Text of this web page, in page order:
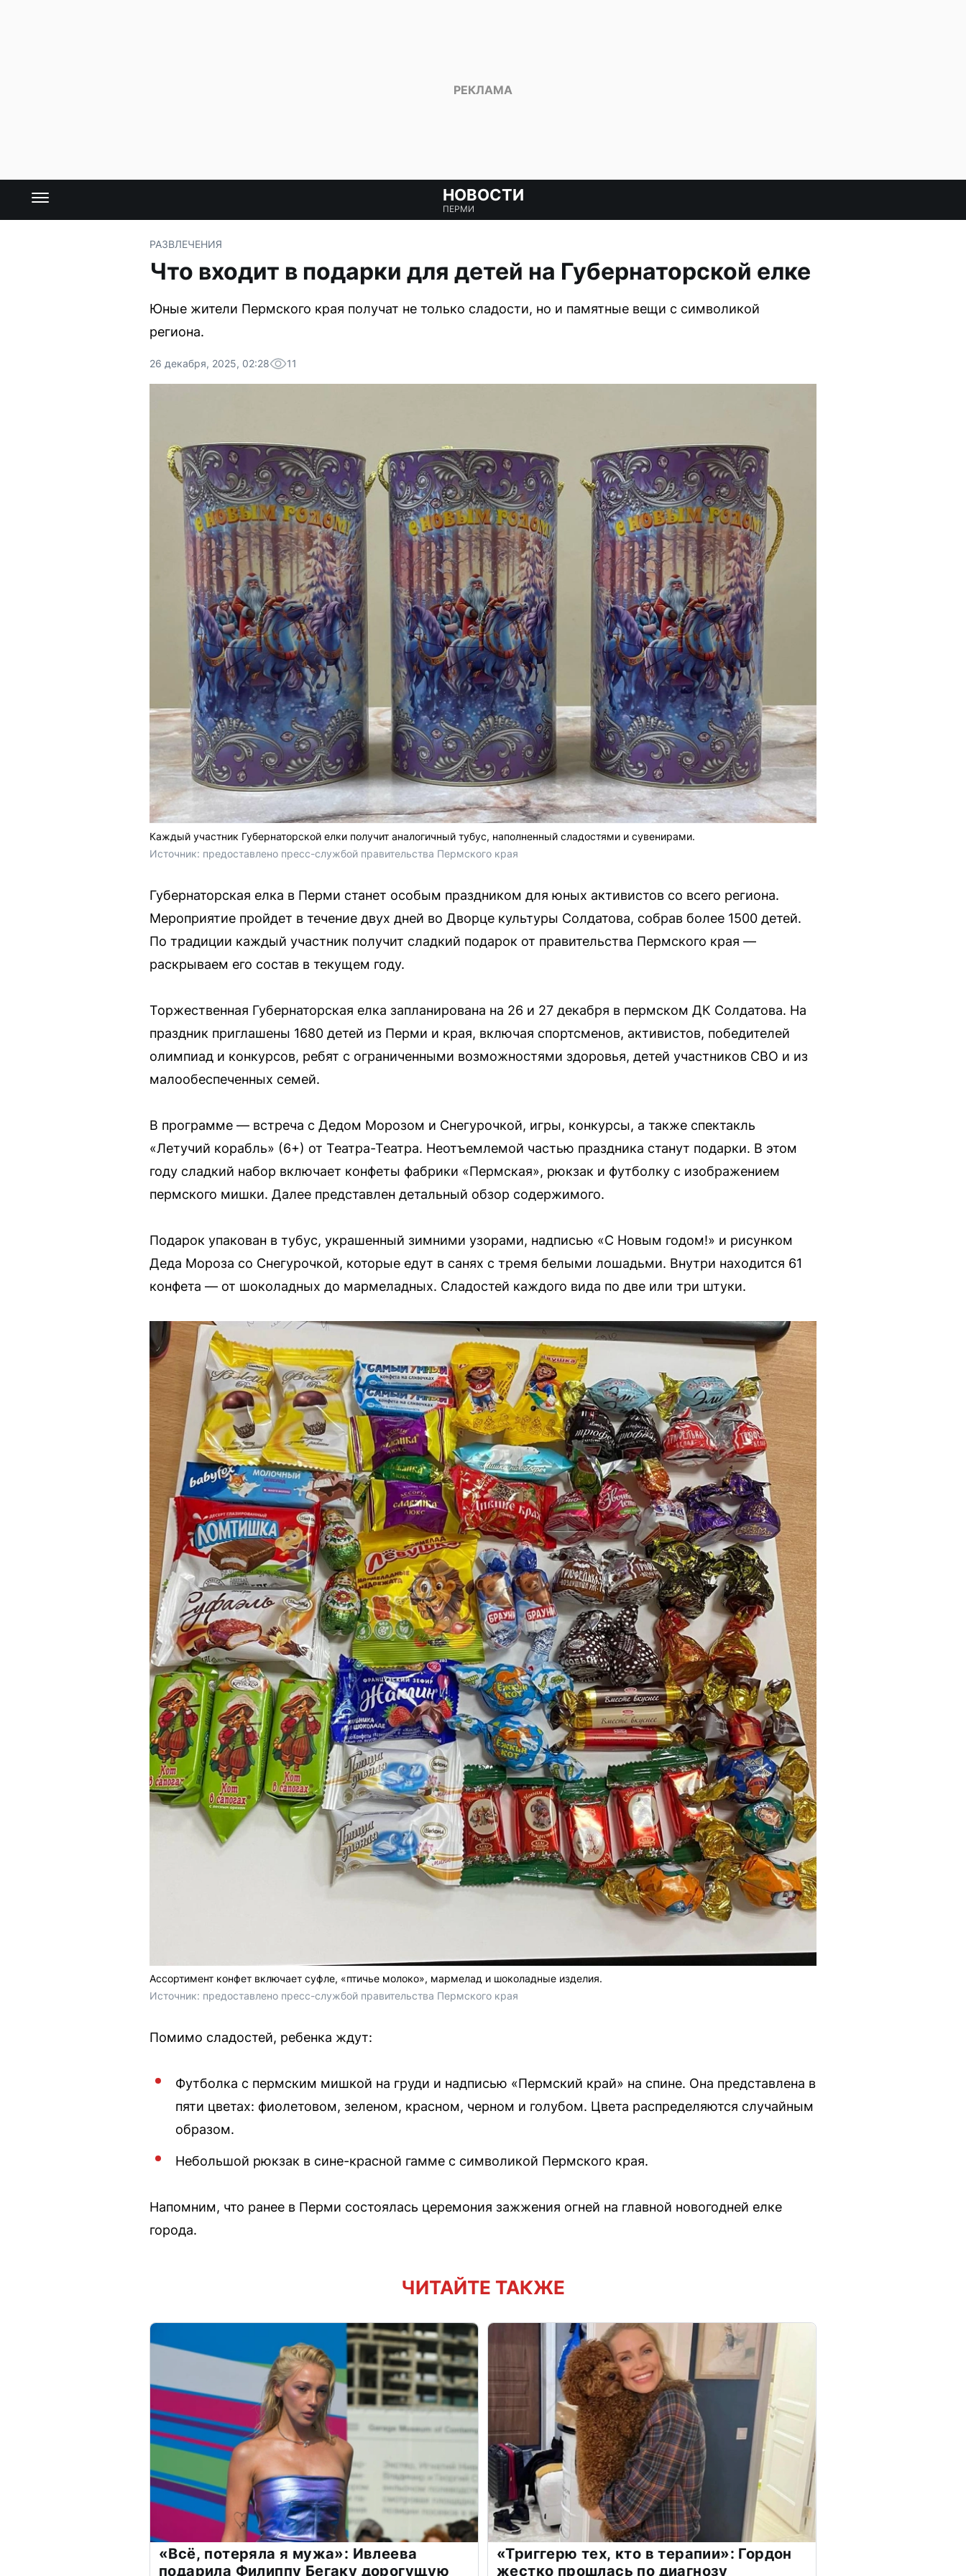
НОВОСТИ
ПЕРМИ
РАЗВЛЕЧЕНИЯ
Что входит в подарки для детей на Губернаторской елке
Юные жители Пермского края получат не только сладости, но и памятные вещи с символикой
региона.
26 декабря, 2025, 02:28 11
Каждый участник Губернаторской елки получит аналогичный тубус, наполненный сладостями и сувенирами.
Источник: предоставлено пресс-службой правительства Пермского края
Губернаторская елка в Перми станет особым праздником для юных активистов со всего региона.
Мероприятие пройдет в течение двух дней во Дворце культуры Солдатова, собрав более 1500 детей.
По традиции каждый участник получит сладкий подарок от правительства Пермского края —
раскрываем его состав в текущем году.
Торжественная Губернаторская елка запланирована на 26 и 27 декабря в пермском ДК Солдатова. На
праздник приглашены 1680 детей из Перми и края, включая спортсменов, активистов, победителей
олимпиад и конкурсов, ребят с ограниченными возможностями здоровья, детей участников СВО и из
малообеспеченных семей.
В программе — встреча с Дедом Морозом и Снегурочкой, игры, конкурсы, а также спектакль
«Летучий корабль» (6+) от Театра-Театра. Неотъемлемой частью праздника станут подарки. В этом
году сладкий набор включает конфеты фабрики «Пермская», рюкзак и футболку с изображением
пермского мишки. Далее представлен детальный обзор содержимого.
Подарок упакован в тубус, украшенный зимними узорами, надписью «С Новым годом!» и рисунком
Деда Мороза со Снегурочкой, которые едут в санях с тремя белыми лошадьми. Внутри находится 61
конфета — от шоколадных до мармеладных. Сладостей каждого вида по две или три штуки.
Ассортимент конфет включает суфле, «птичье молоко», мармелад и шоколадные изделия.
Источник: предоставлено пресс-службой правительства Пермского края
Помимо сладостей, ребенка ждут:
Футболка с пермским мишкой на груди и надписью «Пермский край» на спине. Она представлена в
пяти цветах: фиолетовом, зеленом, красном, черном и голубом. Цвета распределяются случайным
образом.
Небольшой рюкзак в сине-красной гамме с символикой Пермского края.
Напомним, что ранее в Перми состоялась церемония зажжения огней на главной новогодней елке
города.
ЧИТАЙТЕ ТАКЖЕ
«Всё, потеряла я мужа»: Ивлеева
подарила Филиппу Бегаку дорогущую
«Триггерю тех, кто в терапии»: Гордон
жестко прошлась по диагнозу